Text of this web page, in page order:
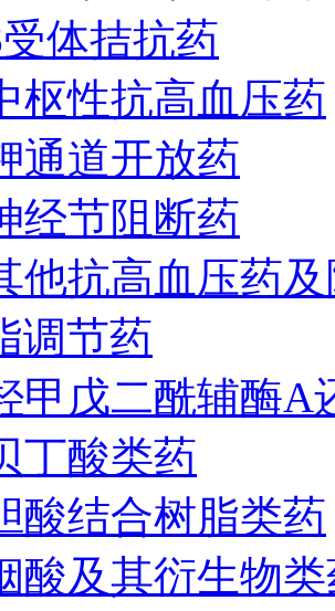
体拮抗药
枢性抗高血压药
通道开放药
经节阻断药
他抗高血压药
调节药
甲戊二酰辅酶A
丁酸类药
酸结合树脂类药
酸及其衍生物